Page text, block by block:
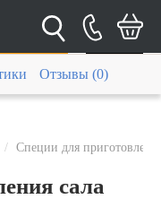
Специи для
сала
Отзывы (0)